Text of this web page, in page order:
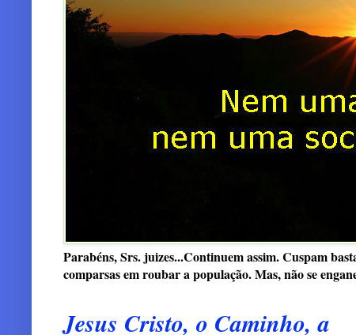
Parabéns, Srs. juizes...Continuem assim. Cuspam
comparsas em roubar a população. Mas, não se
Jesus Cristo, o Caminho, a